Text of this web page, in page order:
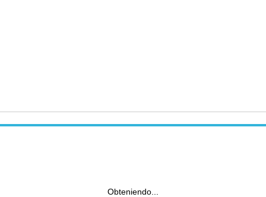
Obteniendo...